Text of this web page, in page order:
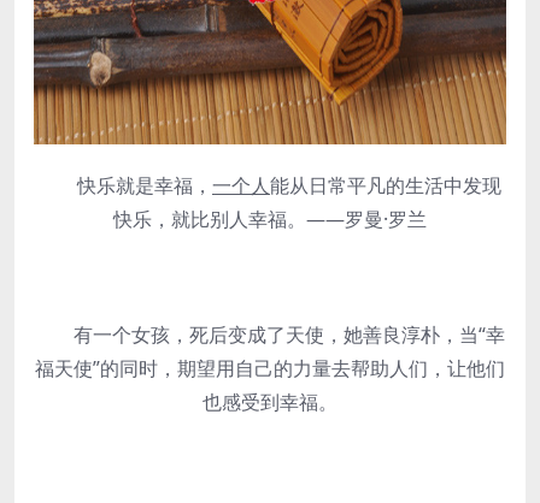
快乐就是幸福， 一个人能从日常平凡的生活中发现
快乐，就比别人幸福。——罗曼·罗兰
有一个女孩，死后变成了天使，她善良淳朴，当“幸
福天使”的同时，期望用自己的力量去帮助人们，让他们
也感受到幸福。